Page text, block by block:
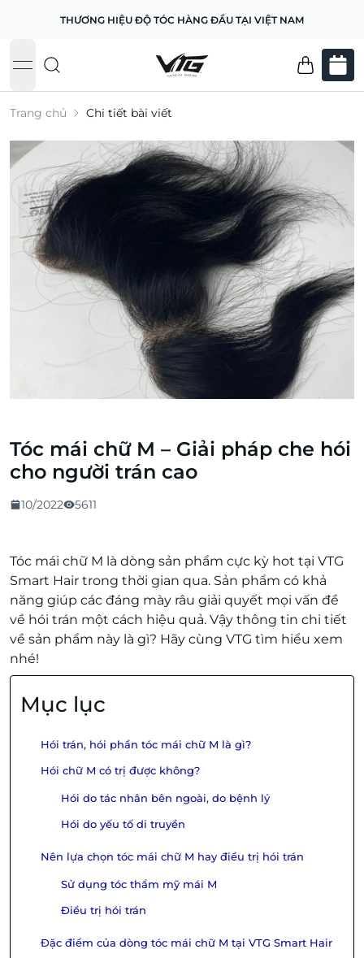
THƯƠNG HIỆU ĐỘ TÓC HÀNG ĐẦU TẠI VIỆT NAM
open navigation menu
Trang chủ Chi tiết bài viết
Tóc mái chữ M – Giải pháp che hói
cho người trán cao
10/2022 5611
Tóc mái chữ M là dòng sản phẩm cực kỳ hot tại VTG
Smart Hair trong thời gian qua. Sản phẩm có khả
năng giúp các đáng mày râu giải quyết mọi vấn đề
về hói trán một cách hiệu quả. Vậy thông tin chi tiết
về sản phẩm này là gì? Hãy cùng VTG tìm hiểu xem
nhé!
Mục lục
Hói trán, hói phần tóc mái chữ M là gì?
Hói chữ M có trị được không?
Hói do tác nhân bên ngoài, do bệnh lý
Hói do yếu tố di truyền
Nên lựa chọn tóc mái chữ M hay điều trị hói trán
Sử dụng tóc thẩm mỹ mái M
Điều trị hói trán
Đặc điểm của dòng tóc mái chữ M tại VTG Smart Hair